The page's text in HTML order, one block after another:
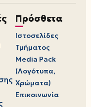
Πρόσθετα
Ιστοσελίδες
Τμήματος
Media Pack
(Λογότυπα,
Χρώματα)
Επικοινωνία